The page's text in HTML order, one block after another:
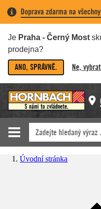
Doprava zdarma na
Je Praha - Černý Most
prodejna?
ANO, SPRÁVNĚ. Ne,
Úvodní stránka